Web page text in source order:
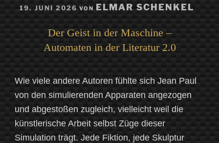
VERÖFFENTLICHT
19. JUNI 2026 VON ELMAR SCHENKEL
Der Geist in der Maschine –
Automaten in der Literatur 2.0
Wie viele andere Autoren fühlte sich Jean Paul
von den simulierenden Apparaten angezogen
und abgestoßen zugleich, vielleicht weil die
künstlerische Arbeit selbst Züge dieser
Simulation trägt. Jede Fiktion, jede Skulptur